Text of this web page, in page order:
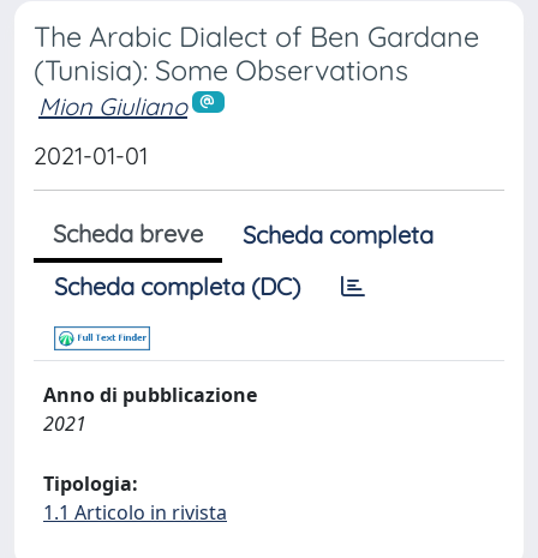
The Arabic Dialect of Ben Gardane
(Tunisia): Some Observations
Mion Giuliano
2021-01-01
Scheda breve
Scheda completa
Scheda completa (DC)
Anno di pubblicazione
2021
Tipologia:
1.1 Articolo in rivista